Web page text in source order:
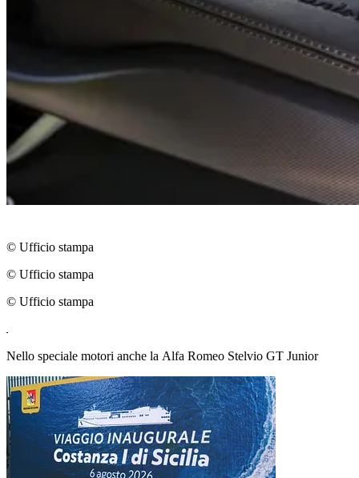
© Ufficio stampa
© Ufficio stampa
© Ufficio stampa
Nello speciale motori anche la Alfa Romeo Stelvio GT Junior